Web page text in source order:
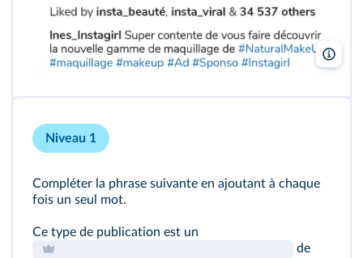
Niveau 1
Compléter la phrase suivante en ajoutant à chaque
fois un seul mot.
Ce type de publication est un
de